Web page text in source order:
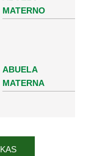
MATERNO
ABUELA
MATERNA